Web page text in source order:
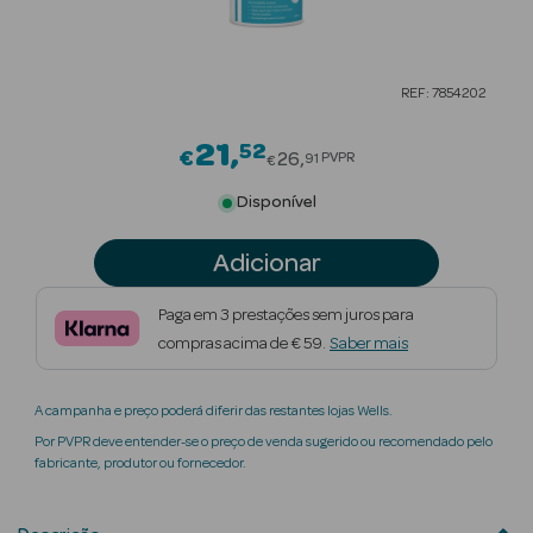
Beauty Season
Beauty Season
Maquilhagem
Beauty Season
Perfumes
REF: 7854202
€21 52Price reduced from
€26 91 PVPR
Disponível
Adicionar
Paga em 3 prestações sem juros para
compras acima de € 59. Saber mais
A campanha e preço poderá diferir das restantes lojas Wells.
Por PVPR deve entender-se o preço de venda sugerido ou recomendado pelo
fabricante, produtor ou fornecedor.